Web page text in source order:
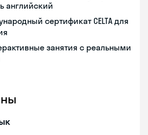
английский
сертификат CELTA для
занятия с реальными